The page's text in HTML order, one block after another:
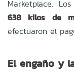
Marketplace.
638 kilos de
efectuaron el
El engaño y